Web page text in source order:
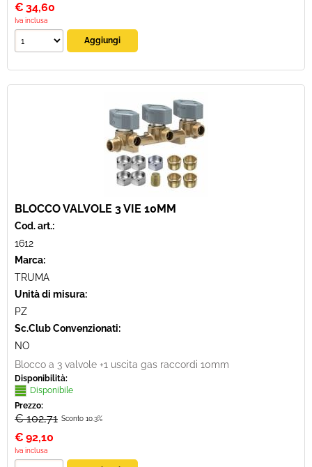
€ 34,60
Iva inclusa
BLOCCO VALVOLE 3 VIE 10MM
Cod. art.:
1612
Marca:
TRUMA
Unità di misura:
PZ
Sc.Club Convenzionati:
NO
Blocco a 3 valvole +1 uscita gas raccordi 10mm
Disponibilità:
Disponibile
Prezzo:
€ 102,71 Sconto 10.3%
€ 92,10
Iva inclusa